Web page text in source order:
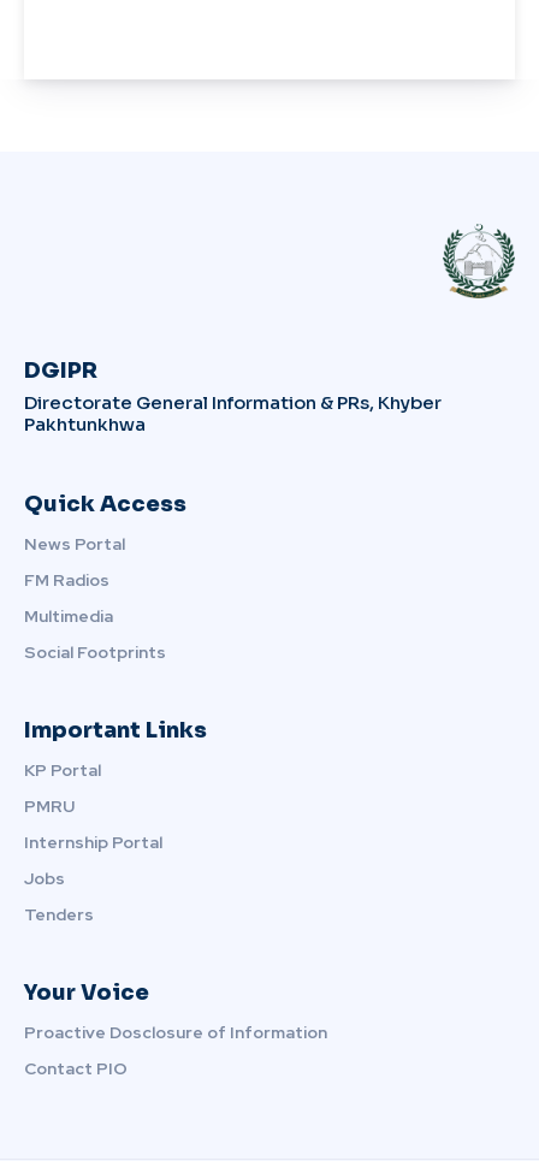
DGIPR
Directorate General Information & PRs, Khyber
Pakhtunkhwa
Quick Access
News Portal
FM Radios
Multimedia
Social Footprints
Important Links
KP Portal
PMRU
Internship Portal
Jobs
Tenders
Your Voice
Proactive Dosclosure of Information
Contact PIO